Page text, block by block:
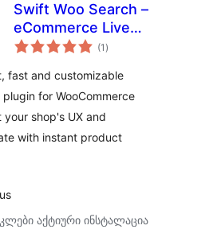
Swift Woo Search –
eCommerce Live
Search
(1 საერთო
რეიტინგი
)
fast and customizable
plugin for WooCommerce
your shop's UX and
with instant product
აქტიური ინსტალაცია